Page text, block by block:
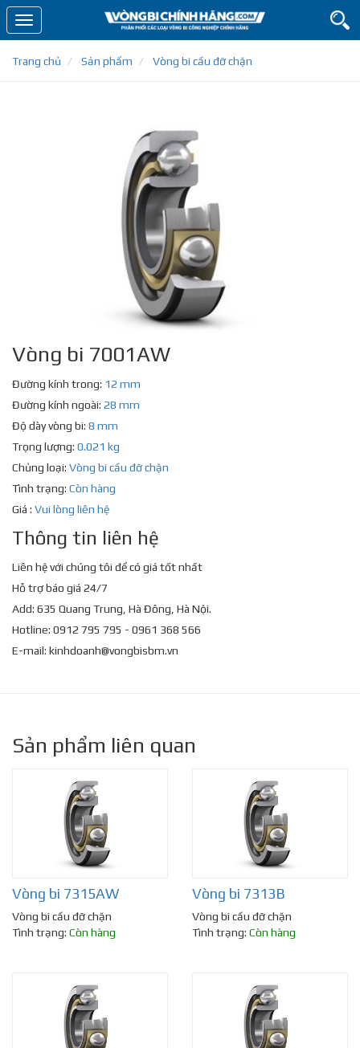
Toggle
navigation
Trang chủ
Sản phẩm Vòng bi cầu đỡ chặn
Vòng bi 7001AW
Đường kính trong: 12 mm
Đường kính ngoài: 28 mm
Độ dày vòng bi: 8 mm
Trọng lượng: 0.021 kg
Chủng loại: Vòng bi cầu đỡ chặn
Tình trạng: Còn hàng
Giá : Vui lòng liên hệ
Thông tin liên hệ
Liên hệ với chúng tôi để có giá tốt nhất
Hỗ trợ báo giá 24/7
Add: 635 Quang Trung, Hà Đông, Hà Nội.
Hotline: 0912 795 795 - 0961 368 566
E-mail: kinhdoanh@vongbisbm.vn
Sản phẩm liên quan
Vòng bi 7315AW
Vòng bi cầu đỡ chặn
Tình trạng: Còn hàng
Vòng bi 7313B
Vòng bi cầu đỡ chặn
Tình trạng: Còn hàng